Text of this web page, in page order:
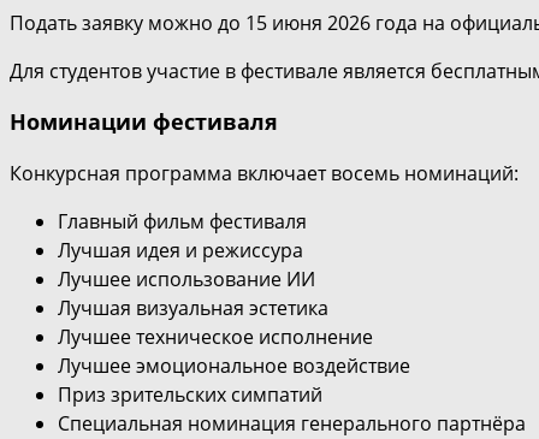
Подать заявку можно до 15 июня 2026 года на
Для студентов участие в фестивале является
Номинации фестиваля
Конкурсная программа включает восемь номинаций:
Главный фильм фестиваля
Лучшая идея и режиссура
Лучшее использование ИИ
Лучшая визуальная эстетика
Лучшее техническое исполнение
Лучшее эмоциональное воздействие
Приз зрительских симпатий
Специальная номинация генерального партнёра